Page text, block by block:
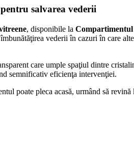
salvarea vederii
, disponibile la Compartimentul
vederii în cazuri în care
care umple spaţiul dintre
semnificativ eficienţa intervenţiei.
poate pleca acasă, urmând să revină